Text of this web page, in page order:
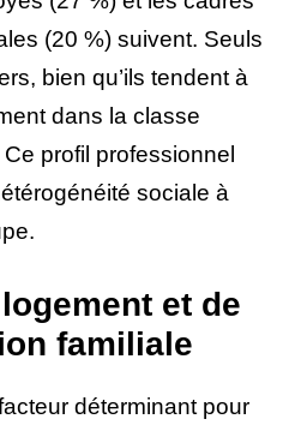
(20 %) suivent. Seuls
bien qu’ils tendent à
dans la classe
profil professionnel
sociale à
et de
familiale
déterminant pour